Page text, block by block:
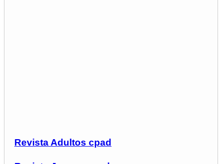
Revista Adultos cpad